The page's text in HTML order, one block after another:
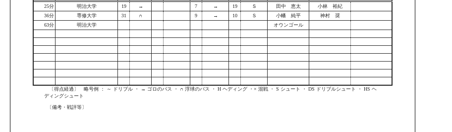
25分 明治大学 19 → 7 → 19 Ｓ 田中 恵太
小林 裕紀
36分
専修大学 31 ∩ 9 → 10 Ｓ 小幡 純平
神村 奨
63分
明治大学 オウンゴール
〔得点経過〕 略号例 ： ～ ドリブル ・ → ゴロのパス ・ ∩ 浮球のパス ・ H ヘディング ・× 混戦 ・ S シュート ・ DS ドリブルシュート ・ HS ヘ
ディングシュート
〔備考・戦評等〕